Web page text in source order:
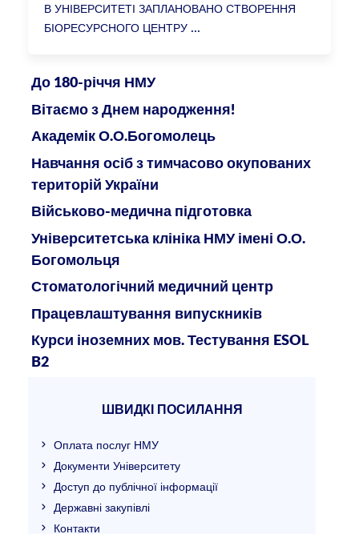
В УНІВЕРСИТЕТІ ЗАПЛАНОВАНО СТВОРЕННЯ
БІОРЕСУРСНОГО ЦЕНТРУ
До 180-річчя НМУ
Вітаємо з Днем народження!
Академік О.О.Богомолець
Навчання осіб з тимчасово окупованих
територій України
Військово-медична підготовка
Університетська клініка НМУ імені О.О.
Богомольця
Стоматологічний медичний центр
Працевлаштування випускників
Курси іноземних мов. Тестування ESOL
B2
ШВИДКІ ПОСИЛАННЯ
Оплата послуг НМУ
Документи Університету
Доступ до публічної інформації
Державні закупівлі
Контакти